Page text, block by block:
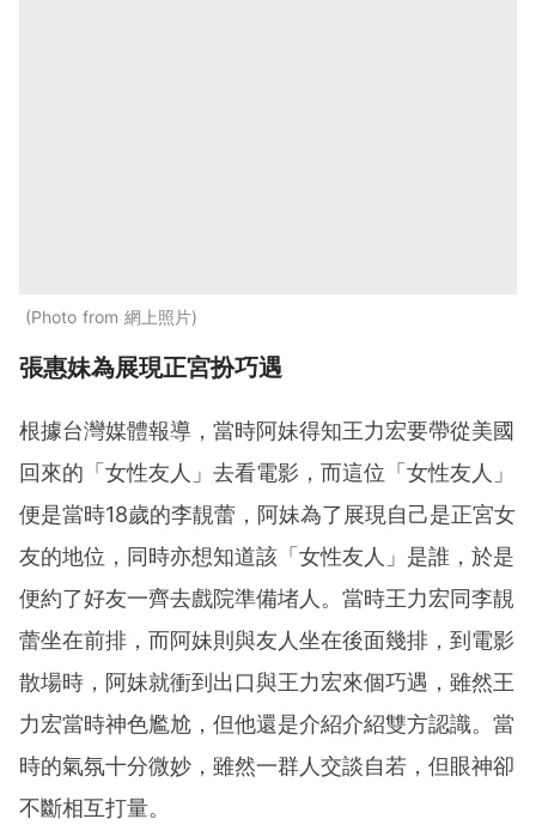
Photo from 網上照片
張惠妹為展現正宮扮巧遇
根據台灣媒體報導，當時阿妹得知王力宏要帶從美國
回來的「女性友人」去看電影，而這位「女性友人」
便是當時18歲的李靚蕾，阿妹為了展現自己是正宮女
友的地位，同時亦想知道該「女性友人」是誰，於是
便約了好友一齊去戲院準備堵人。當時王力宏同李靚
蕾坐在前排，而阿妹則與友人坐在後面幾排，到電影
散場時，阿妹就衝到出口與王力宏來個巧遇，雖然王
力宏當時神色尷尬，但他還是介紹介紹雙方認識。當
時的氣氛十分微妙，雖然一群人交談自若，但眼神卻
不斷相互打量。